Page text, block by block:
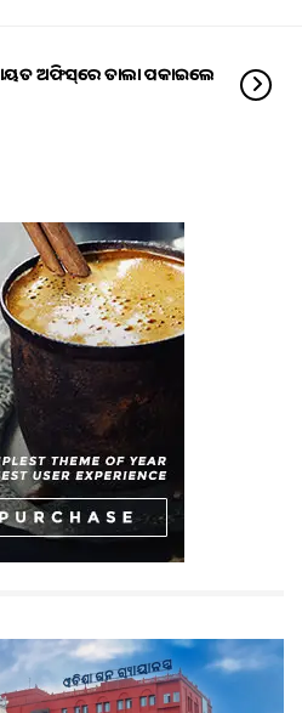
ଅଫିସ୍‌ରେ ତାଲା ପକାଇଲେ